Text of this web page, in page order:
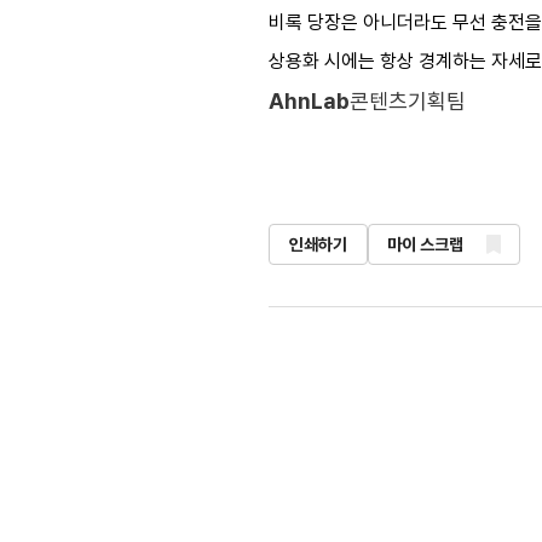
비록 당장은 아니더라도 무선 충전
상용화 시에는 항상 경계하는 자세
AhnLab콘텐츠기획팀
인쇄하기 마이 스크랩